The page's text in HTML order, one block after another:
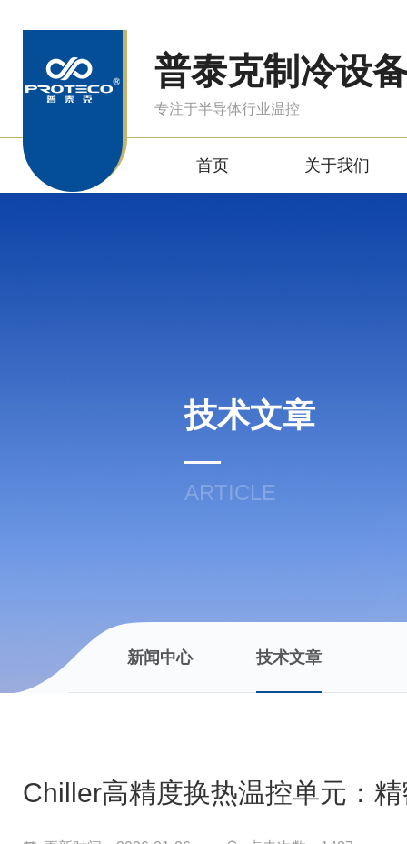
普泰克制冷设
专注于半导体行业温控
首页 关于我们
技术文章
ARTICLE
新闻中心 技术文章
Chiller高精度换热温控单元：